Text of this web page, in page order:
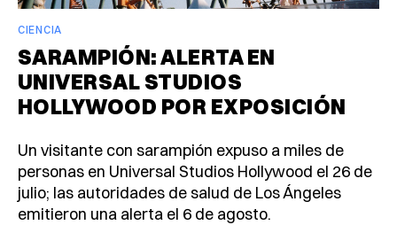
CIENCIA
SARAMPIÓN: ALERTA EN
UNIVERSAL STUDIOS
HOLLYWOOD POR EXPOSICIÓN
Un visitante con sarampión expuso a miles de
personas en Universal Studios Hollywood el 26 de
julio; las autoridades de salud de Los Ángeles
emitieron una alerta el 6 de agosto.